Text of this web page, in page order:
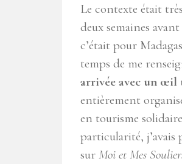
Le contexte était
deux semaines
c’était pour
temps de me
arrivée avec un œil
entièrement
en tourisme
particularité, j’avais
sur Moi et Mes